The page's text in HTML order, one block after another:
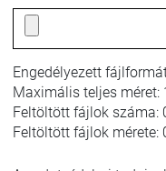
Engedélyezett
Maximális teljes méret:
Feltöltött fájlok száma:
Feltöltött fájlok mérete: